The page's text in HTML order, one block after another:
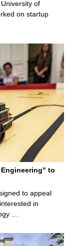
of
on startup
Engineering" to
to appeal
in
…